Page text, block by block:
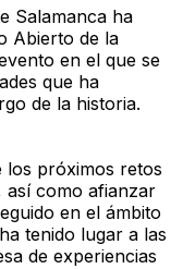
Salamanca ha
Abierto de la
en el que se
que ha
de la historia.
los próximos retos
así como afianzar
en el ámbito
tenido lugar a las
de experiencias